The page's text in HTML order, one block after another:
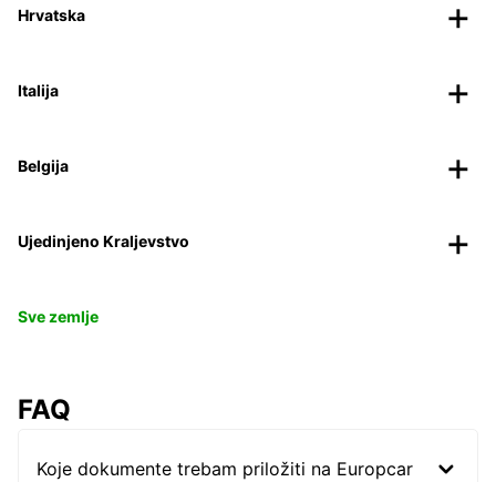
Hrvatska
Italija
Belgija
Ujedinjeno Kraljevstvo
Sve zemlje
FAQ
Koje dokumente trebam priložiti na Europcar